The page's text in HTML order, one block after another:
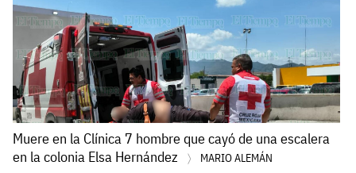
Muere en la Clínica 7 hombre que cayó de una escalera
en la colonia Elsa Hernández
MARIO ALEMÁN